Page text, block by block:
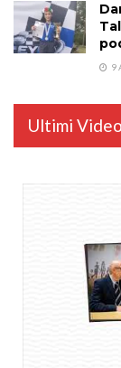
9
Ultimi Video